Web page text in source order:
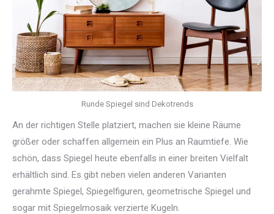
Runde Spiegel sind Dekotrends
An der richtigen Stelle platziert, machen sie kleine Räume
größer oder schaffen allgemein ein Plus an Raumtiefe. Wie
schön, dass Spiegel heute ebenfalls in einer breiten Vielfalt
erhältlich sind. Es gibt neben vielen anderen Varianten
gerahmte Spiegel, Spiegelfiguren, geometrische Spiegel und
sogar mit Spiegelmosaik verzierte Kugeln.